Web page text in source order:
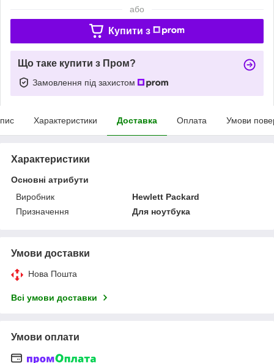
або
Купити з
Що таке купити з Пром?
Замовлення під захистом
Характеристики Доставка Оплата Умови
Характеристики
Основні атрибути
Виробник
Hewlett Packard
Призначення
Для ноутбука
Умови доставки
Нова Пошта
Всі умови доставки
Умови оплати